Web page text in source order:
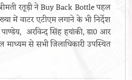
रतूड़ी ने Buy Back Bottle पहल
में वाटर एटीएम लगाने के भी निर्देश
अरविन्द सिंह हयांकी, डा0 आर
से सभी जिलाधिकारी उपस्थित